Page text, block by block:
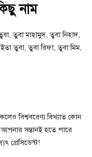
নাম
তুবা মাহামুদ, তুবা নিহাদ,
তুবা, তুবা রিফা, তুবা মিম,
বিশ্ববরেণ্য বিখ্যাত কোন
আপনার সন্তানই হতে পারে
প্রেসিডেন্ট!